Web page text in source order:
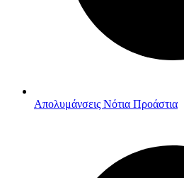
Απολυμάνσεις Νότια Προάστια